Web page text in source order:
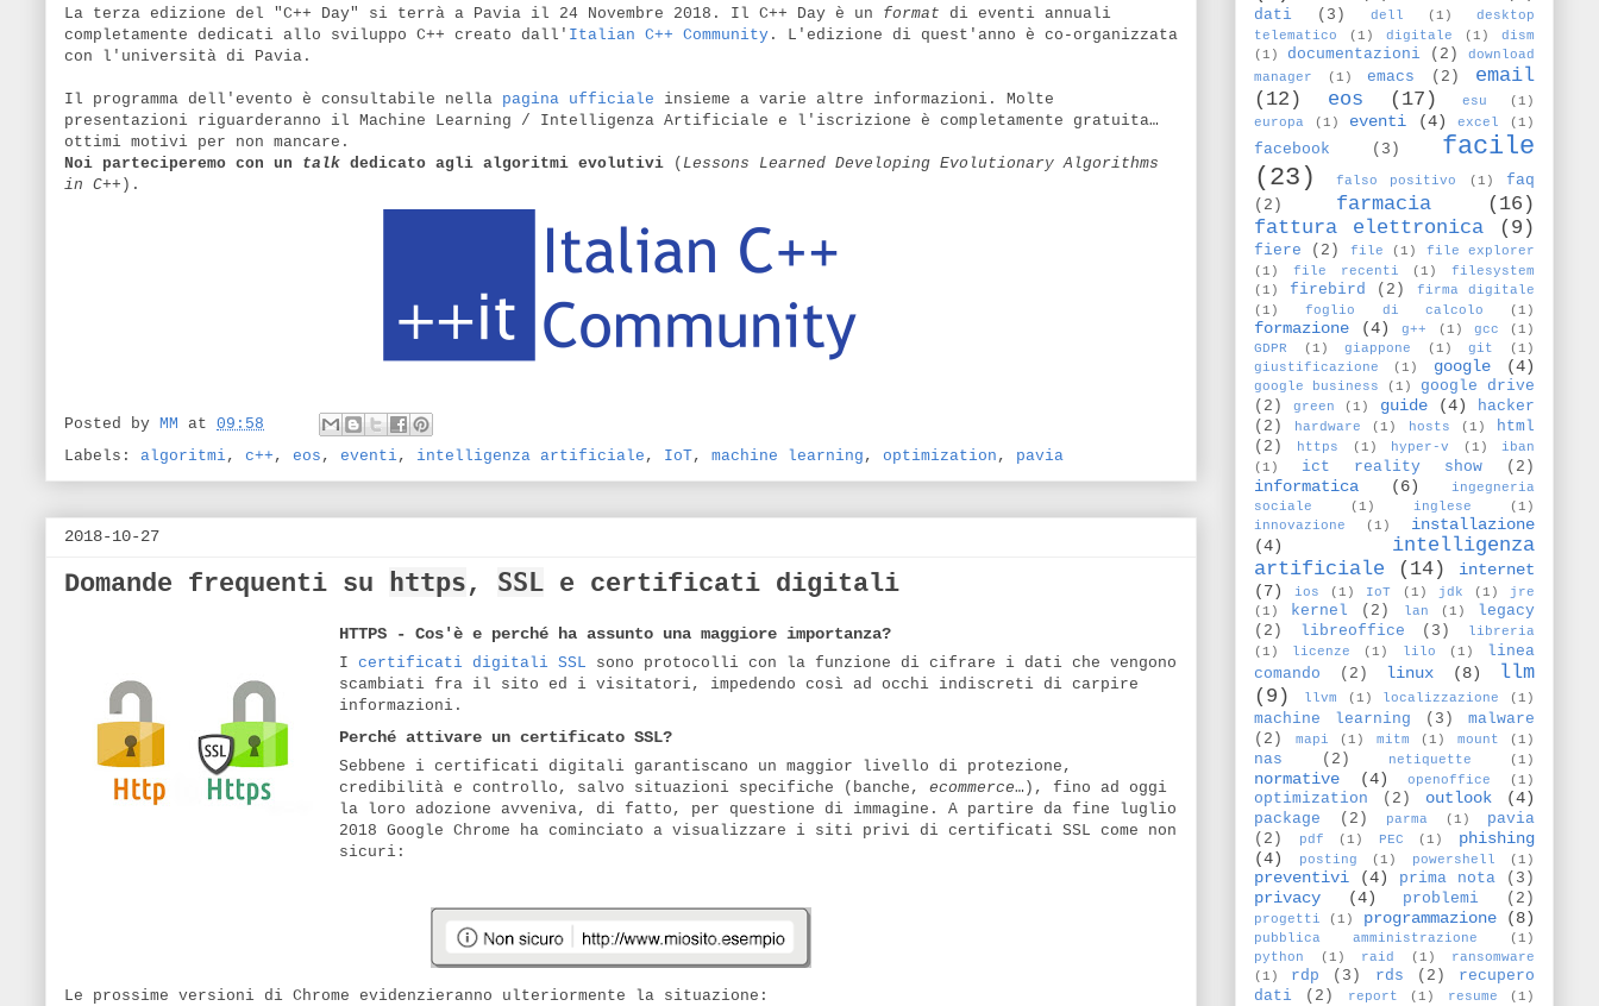
La terza edizione del "C++ Day" si terrà a Pavia il 24 Novembre 2018. Il C++ Day è un format di eventi annuali
completamente dedicati allo sviluppo C++ creato dall' Italian C++ Community . L'edizione di quest'anno è co-organizzata
con l'università di Pavia.
Il programma dell'evento è consultabile nella pagina ufficiale insieme a varie altre informazioni. Molte
presentazioni riguarderanno il Machine Learning / Intelligenza Artificiale e l'iscrizione è completamente gratuita…
ottimi motivi per non mancare.
Noi parteciperemo con un talk dedicato agli algoritmi evolutivi ( Lessons Learned Developing Evolutionary Algorithms
in C++ ).
Posted by MM at 09:58
Labels: algoritmi, c++ , eos , eventi, intelligenza artificiale , IoT, machine learning , optimization , pavia
2018-10-27
Domande frequenti su https, SSL e certificati digitali
HTTPS - Cos'è e perché ha assunto una maggiore importanza?
I certificati digitali SSL sono protocolli con la funzione di cifrare i dati che vengono
scambiati fra il sito ed i visitatori, impedendo così ad occhi indiscreti di carpire
informazioni.
Perché attivare un certificato SSL?
Sebbene i certificati digitali garantiscano un maggior livello di protezione,
credibilità e controllo, salvo situazioni specifiche (banche, ecommerce…), fino ad oggi
la loro adozione avveniva, di fatto, per questione di immagine. A partire da fine luglio
2018 Google Chrome ha cominciato a visualizzare i siti privi di certificati SSL come non
sicuri:
Le prossime versioni di Chrome evidenzieranno ulteriormente la situazione:
dati
(3) dell (1)
desktop
telematico
(1) digitale (1)
dism
(1)
documentazioni (2)
download
manager
(1) emacs (2)
email
(12)
eos (17) esu
(1)
europa
(1) eventi (4) excel (1)
facebook (3)
facile
(23)
falso positivo (1)
faq
(2)
farmacia
(16)
fattura elettronica
(9)
fiere (2) file (1)
file explorer
(1)
file recenti (1)
filesystem
(1)
firebird (2)
firma digitale
(1)
foglio di calcolo (1)
formazione (4) g++ (1) gcc
(1)
GDPR
(1) giappone (1) git
(1)
giustificazione
(1) google (4)
google business (1)
google drive
(2)
green (1) guide (4)
hacker
(2)
hardware (1) hosts (1)
html
(2)
https (1) hyper-v (1)
iban
(1)
ict reality show (2)
informatica (6)
ingegneria
sociale
(1) inglese
(1)
innovazione
(1)
installazione
(4)
intelligenza
artificiale
(14)
internet
(7)
ios (1) IoT (1) jdk (1)
jre
(1)
kernel (2) lan (1)
legacy
(2)
libreoffice (3)
libreria
(1)
licenze (1) lilo (1)
linea
comando
(2) linux (8)
llm
(9)
llvm (1) localizzazione (1)
machine learning (3)
malware
(2)
mapi (1) mitm (1) mount (1)
nas (2) netiquette (1)
normative (4) openoffice (1)
optimization (2) outlook (4)
package (2) parma (1)
pavia
(2)
pdf (1) PEC (1)
phishing
(4)
posting (1) powershell (1)
preventivi (4) prima nota (3)
privacy (4) problemi (2)
progetti (1) programmazione (8)
pubblica amministrazione
(1)
python
(1) raid (1)
ransomware
(1)
rdp (3) rds (2)
recupero
dati
(2) report (1) resume
(1)